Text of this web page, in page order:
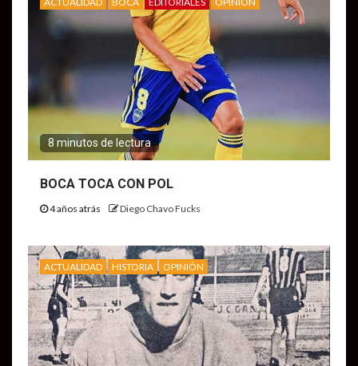
8 minutos de lectura
BOCA TOCA CON POL
4 años atrás Diego Chavo Fucks
ACTUALIDAD HISTORIA OPINIÓN